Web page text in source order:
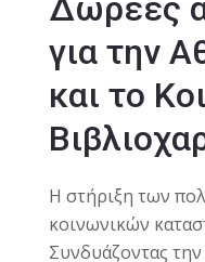
Δωρεές
για την
και το
Η στήριξη των
κοινωνικών
Συνδυάζοντας